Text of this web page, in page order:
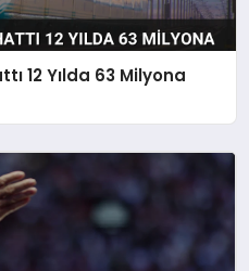
12 Yılda 63 Milyona